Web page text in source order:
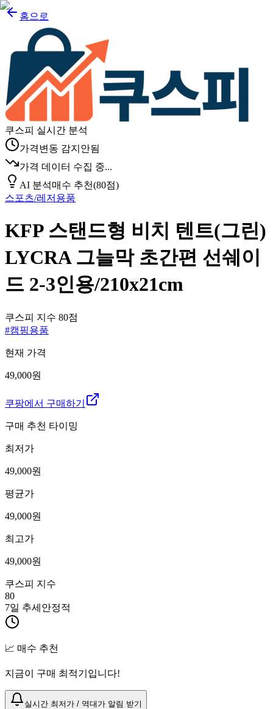
홈으로
쿠스피 실시간 분석
가격변동 감지안됨
가격 데이터 수집 중...
AI 분석매수 추천(80점)
스포츠/레저용품
KFP 스탠드형 비치 텐트(그린)
LYCRA 그늘막 초간편 선쉐이
드 2-3인용/210x21cm
쿠스피 지수 80점
#캠핑용품
현재 가격
49,000원
쿠팡에서 구매하기
구매 추천 타이밍
최저가
49,000원
평균가
49,000원
최고가
49,000원
쿠스피 지수
80
7일 추세 안정적
📈 매수 추천
지금이 구매 최적기입니다!
실시간 최저가 / 역대가 알림 받기